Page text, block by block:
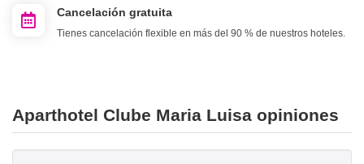
Cancelación gratuita
Tienes cancelación flexible en más del 90 % de nuestros hoteles.
Aparthotel Clube Maria Luisa opiniones